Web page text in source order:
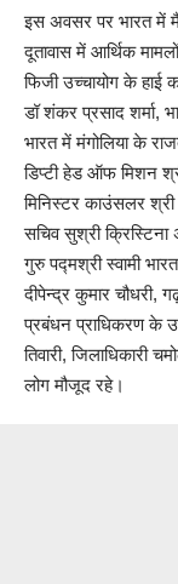
इस अवसर पर भारत में
दूतावास में आर्थिक
फिजी उच्चायोग के हाई
डॉ शंकर प्रसाद शर्मा,
भारत में मंगोलिया के
डिप्टी हेड ऑफ मिशन
मिनिस्टर काउंसलर
सचिव सुश्री क्रिस्टिना
गुरु पद्मश्री स्वामी
दीपेन्द्र कुमार चौधरी,
प्रबंधन प्राधिकरण के
तिवारी, जिलाधिकारी
लोग मौजूद रहे।